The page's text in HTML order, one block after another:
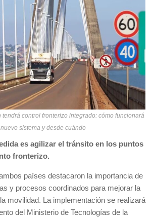
control fronterizo integrado: cómo funcionará
sistema y desde cuándo
es agilizar el tránsito en los puntos
fronterizo.
países destacaron la importancia de
y procesos coordinados para mejorar la
movilidad. La implementación se realizará
del Ministerio de Tecnologías de la